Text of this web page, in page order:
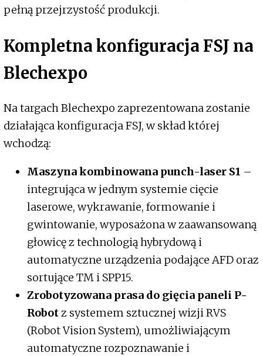
pełną przejrzystość produkcji.
Kompletna konfiguracja FSJ na
Blechexpo
Na targach Blechexpo zaprezentowana zostanie
działająca konfiguracja FSJ, w skład której
wchodzą:
Maszyna kombinowana punch-laser S1 –
integrująca w jednym systemie cięcie
laserowe, wykrawanie, formowanie i
gwintowanie, wyposażona w zaawansowaną
głowicę z technologią hybrydową i
automatyczne urządzenia podające AFD oraz
sortujące TM i SPP15.
Zrobotyzowana prasa do gięcia paneli P-
Robotz systemem sztucznej wizji RVS
(Robot Vision System), umożliwiającym
automatyczne rozpoznawanie i